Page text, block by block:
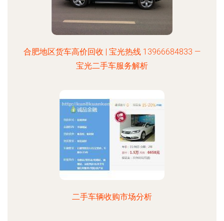
合肥地区货车高价回收 | 宝光热线 13966684833 —
宝光二手车服务解析
二手车辆收购市场分析